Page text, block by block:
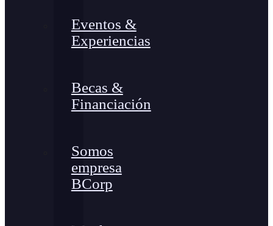
Eventos &
Experiencias
Becas &
Financiación
Somos
empresa
BCorp